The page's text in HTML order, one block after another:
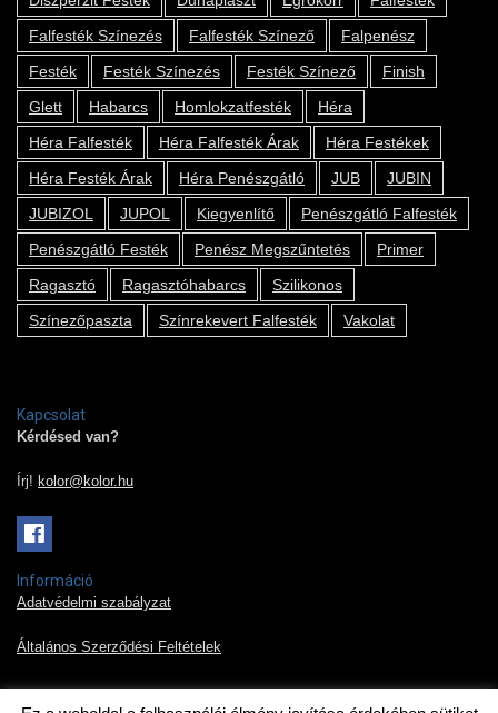
Falfesték Színezés
Falfesték Színező
Falpenész
Festék
Festék Színezés Festék Színező
Finish
Glett
Habarcs Homlokzatfesték
Héra
Héra Falfesték
Héra Falfesték Árak
Héra Festékek
Héra Festék Árak
Héra Penészgátló JUB
JUBIN
JUBIZOL
JUPOL Kiegyenlítő
Penészgátló Falfesték
Penészgátló Festék
Penész Megszűntetés
Primer
Ragasztó
Ragasztóhabarcs
Szilikonos
Színezőpaszta
Színrekevert Falfesték Vakolat
Kapcsolat
Kérdésed van?
Írj! kolor@kolor.hu
Információ
Adatvédelmi szabályzat
Általános Szerződési Feltételek